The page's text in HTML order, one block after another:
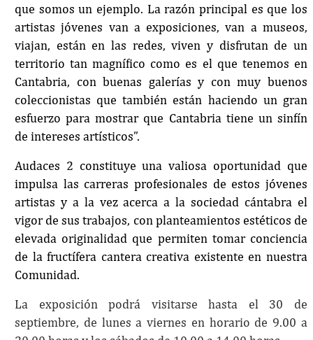
que somos un ejemplo. La razón principal es que los
artistas jóvenes van a exposiciones, van a museos,
viajan, están en las redes, viven y disfrutan de un
territorio tan magnífico como es el que tenemos en
Cantabria, con buenas galerías y con muy buenos
coleccionistas que también están haciendo un gran
esfuerzo para mostrar que Cantabria tiene un sinfín
de intereses artísticos”.
Audaces 2 constituye una valiosa oportunidad que
impulsa las carreras profesionales de estos jóvenes
artistas y a la vez acerca a la sociedad cántabra el
vigor de sus trabajos, con planteamientos estéticos de
elevada originalidad que permiten tomar conciencia
de la fructífera cantera creativa existente en nuestra
Comunidad.
La exposición podrá visitarse hasta el 30 de
septiembre, de lunes a viernes en horario de 9.00 a